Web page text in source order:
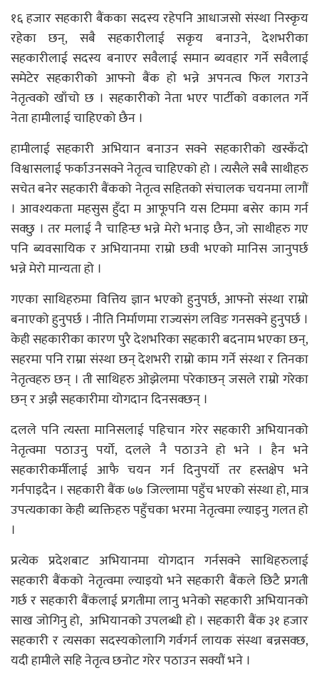
१६ हजार सहकारी बैंकका सदस्य रहेपनि आधाजसो संस्था निस्कृय
रहेका छन्, सबै सहकारीलाई सकृय बनाउने, देशभरीका
सहकारीलाई सदस्य बनाएर सवैलाई समान ब्यवहार गर्ने सवैलाई
समेटेर सहकारीको आफ्नो बैंक हो भन्ने अपनत्व फिल गराउने
नेतृत्वको खाँचो छ । सहकारीको नेता भएर पार्टीको वकालत गर्ने
नेता हामीलाई चाहिएको छैन ।
हामीलाई सहकारी अभियान बनाउन सक्ने सहकारीको खस्कँदो
विश्वासलाई फर्काउनसक्ने नेतृत्व चाहिएको हो । त्यसैले सबै साथीहरु
सचेत बनेर सहकारी बैंकको नेतृत्व सहितको संचालक चयनमा लागौं
। आवश्यकता महसुस हुँदा म आफूपनि यस टिममा बसेर काम गर्न
सक्छु । तर मलाई नै चाहिन्छ भन्ने मेरो भनाइ छैन, जो साथीहरु गए
पनि ब्यवसायिक र अभियानमा राम्रो छवी भएको मानिस जानुपर्छ
भन्ने मेरो मान्यता हो ।
गएका साथिहरुमा वित्तिय ज्ञान भएको हुनुपर्छ, आफ्नो संस्था राम्रो
बनाएको हुनुपर्छ । नीति निर्माणमा राज्यसंग लविङ गनसक्ने हुनुपर्छ ।
केही सहकारीका कारण पुरै देशभरिका सहकारी बदनाम भएका छन्,
सहरमा पनि राम्रा संस्था छन् देशभरी राम्रो काम गर्ने संस्था र तिनका
नेतृत्वहरु छन् । ती साथिहरु ओझेलमा परेकाछन् जसले राम्रो गरेका
छन् र अझै सहकारीमा योगदान दिनसक्छन् ।
दलले पनि त्यस्ता मानिसलाई पहिचान गरेर सहकारी अभियानको
नेतृत्वमा पठाउनु पर्यो, दलले नै पठाउने हो भने । हैन भने
सहकारीकर्मीलाई आफै चयन गर्न दिनुपर्यो तर हस्तक्षेप भने
गर्नपाइदैन । सहकारी बैंक ७७ जिल्लामा पहुँच भएको संस्था हो, मात्र
उपत्यकाका केही ब्यक्तिहरु पहुँचका भरमा नेतृत्वमा ल्याइनु गलत हो
।
प्रत्येक प्रदेशबाट अभियानमा योगदान गर्नसक्ने साथिहरुलाई
सहकारी बैंकको नेतृत्वमा ल्याइयो भने सहकारी बैंकले छिटै प्रगती
गर्छ र सहकारी बैंकलाई प्रगतीमा लानु भनेको सहकारी अभियानको
साख जोगिनु हो, अभियानको उपलब्धी हो । सहकारी बैंक ३१ हजार
सहकारी र त्यसका सदस्यकोलागि गर्वगर्न लायक संस्था बन्नसक्छ,
यदी हामीले सहि नेतृत्व छनोट गरेर पठाउन सक्यौं भने ।